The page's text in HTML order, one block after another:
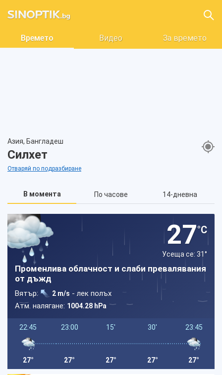
Времето Видео За времето
Азия, Бангладеш
Силхет
Отваряй по подразбиране
В момента По часове 14-дневна
27°C
Усеща се: 31°
Променлива облачност и слаби превалявания
от дъжд
Вятър: 2 m/s - лек полъх
Атм. налягане: 1004.28 hPa
22:45
27°
23:00
27°
15'
27°
30'
27°
23:45
27°